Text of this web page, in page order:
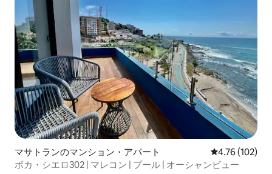
マサトランのマンション・アパート レビュー102
4.76 (102)
ボカ・シエロ302 | マレコン | プール | オーシャンビュー